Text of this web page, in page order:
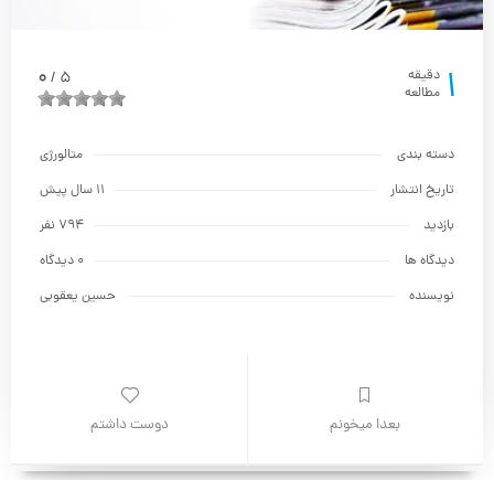
1 دقیقه
مطالعه
5
/
0
دسته بندی
متالورژي
تاریخ انتشار
11 سال پیش
بازدید
794 نفر
دیدگاه ها
0 دیدگاه
نویسنده
حسين يعقوبي
بعدا میخونم دوست داشتم